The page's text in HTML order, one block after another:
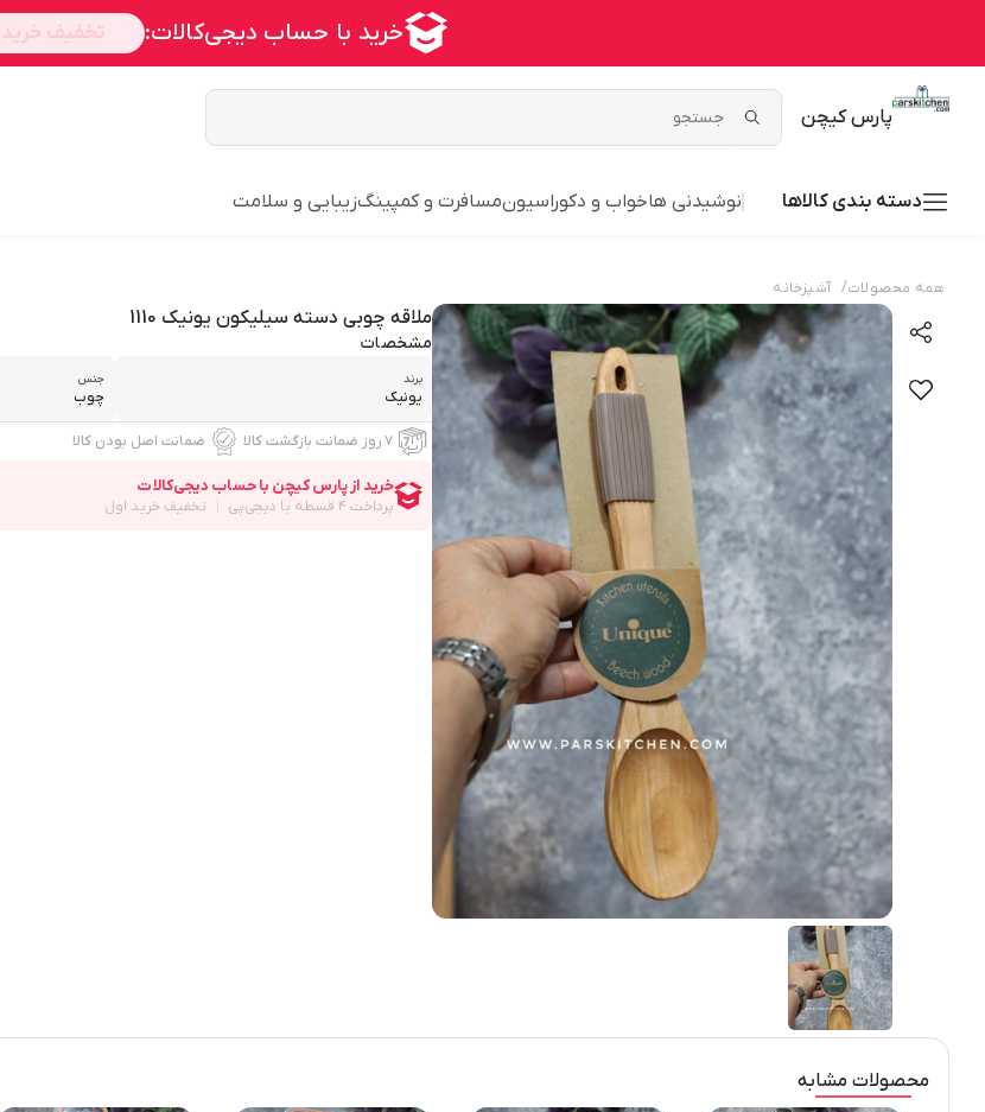
پارس کیچن
دسته بندی کالاها نوشیدنی هاخواب و دکوراسیونمسافرت و کمپینگزیبایی و سلامت
همه محصولات/ آشپزخانه
ملاقه چوبی دسته سیلیکون یونیک 1110
مشخصات
برند
یونیک
جنس
چوب
۷ روز ضمانت بازگشت کالا ضمانت اصل بودن کالا
محصولات مشابه